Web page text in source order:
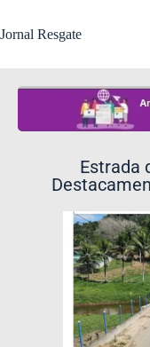
Jornal Resgate
Estrada